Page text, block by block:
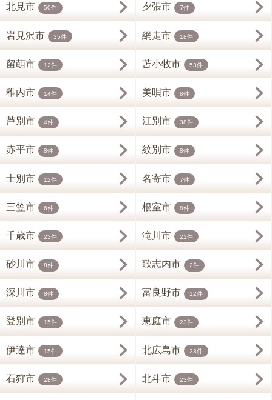
北見市 50件 夕張市 7件
岩見沢市 35件 網走市 18件
留萌市 12件 苫小牧市 53件
稚内市 14件 美唄市 8件
芦別市 4件 江別市 38件
赤平市 8件 紋別市 8件
士別市 12件 名寄市 7件
三笠市 6件 根室市 8件
千歳市 23件 滝川市 21件
砂川市 8件 歌志内市 2件
深川市 8件 富良野市 12件
登別市 15件 恵庭市 23件
伊達市 15件 北広島市 23件
石狩市 28件 北斗市 23件